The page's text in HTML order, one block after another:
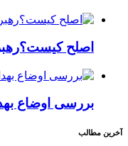
اصلح
بررسی اوضاع
آخرین مطالب